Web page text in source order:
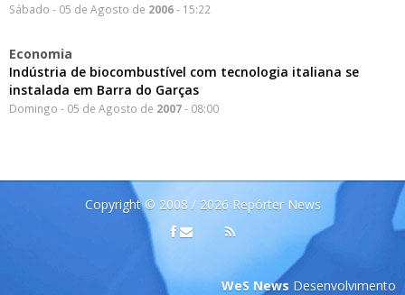
Sábado - 05 de Agosto de 2006- 15:22
Economia
Indústria de biocombustível com tecnologia italiana se
instalada em Barra do Garças
Domingo - 05 de Agosto de 2007- 08:00
Copyright © 2008 / 2026 Repórter News
WeS News Desenvolvimento